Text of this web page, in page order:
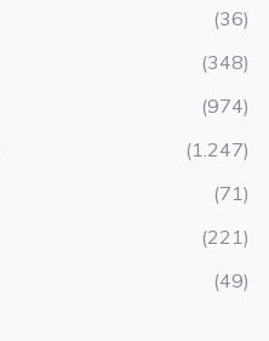
(36)
(348)
(974)
(1.247)
(71)
(221)
(49)